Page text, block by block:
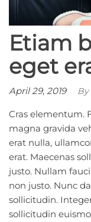
Etiam
eget
April 29, 2019 By
Cras elementum.
magna gravida
erat nulla,
erat. Maecenas
justo. Nullam
non justo. Nunc
sollicitudin.
sollicitudin